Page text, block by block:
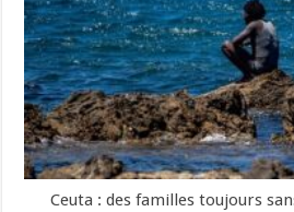
Ceuta : des familles toujours